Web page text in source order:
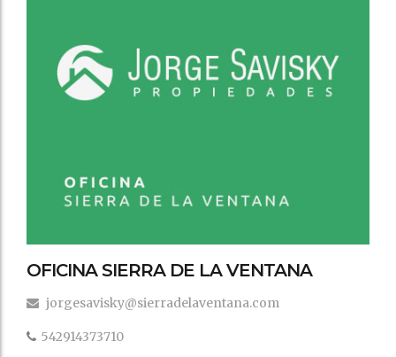
OFICINA SIERRA DE LA VENTANA
jorgesavisky@sierradelaventana.com
542914373710